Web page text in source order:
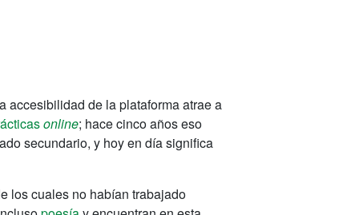
accesibilidad de la plataforma atrae a
online; hace cinco años eso
secundario, y hoy en día significa
los cuales no habían trabajado